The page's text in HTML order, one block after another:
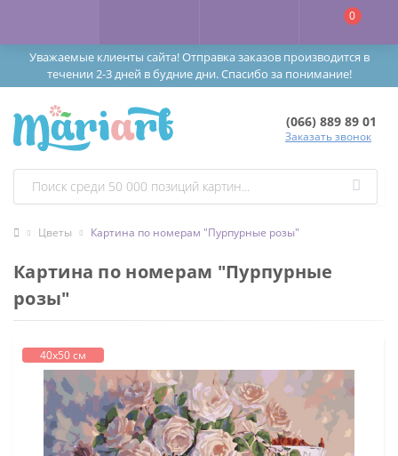
Уважаемые клиенты сайта! Отправка заказов производится в
течении 2-3 дней в будние дни. Спасибо за понимание!
0
(066) 889 89 01
Заказать звонок
Цветы Картина по номерам "Пурпурные розы"
Картина по номерам "Пурпурные
розы"
40х50 см